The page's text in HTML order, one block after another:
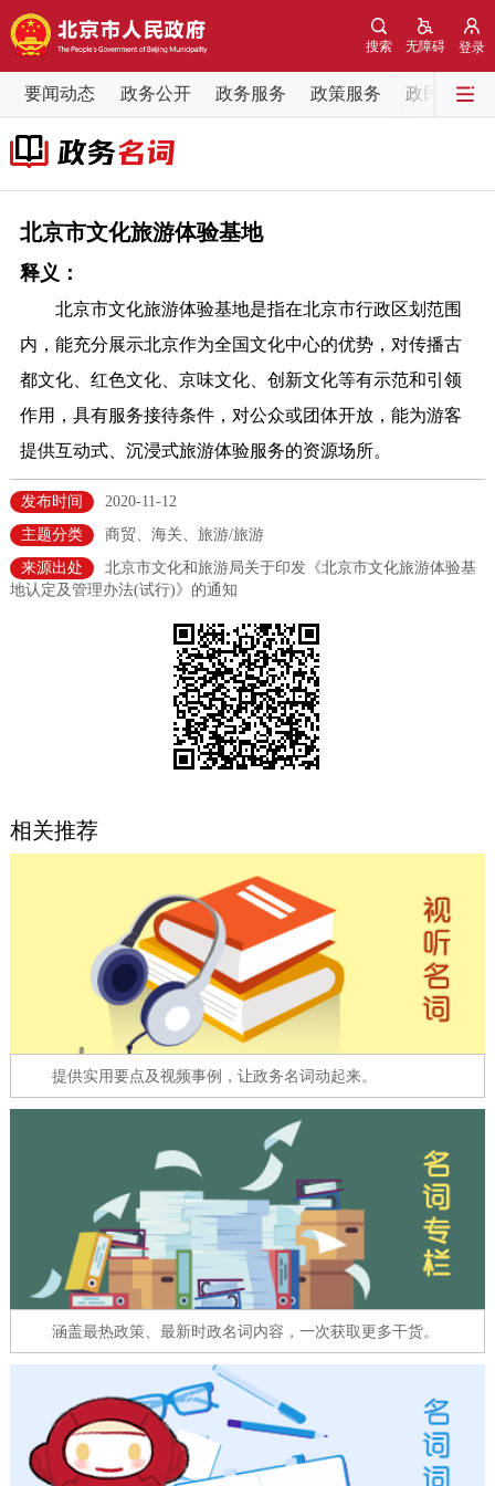
登录
无障碍
搜索
要闻动态 政务公开 政务服务 政策服务 政民互动
要闻动态
党中央精神
各区热点
政务公开
市领导 机构职能 政策服务
政策兑现 政策解读 回应关切
决策公开 专题公开
政务服务
法人服务
利企服务
阳光政务
政民互动
我要咨询
参与调查 在线访谈 图说互动
走进北京
北京概况 十六区概览 人文北京
ENGLISH 한국어 日本語
DEUTSCH FRANÇAIS РУССКИЙ ЯЗЫК
ESPAÑOL العربية PORTUGUÊS
ITALIANO
北京市文化旅游体验基地
释义：
北京市文化旅游体验基地是指在北京市行政区划范围
内，能充分展示北京作为全国文化中心的优势，对传播古
都文化、红色文化、京味文化、创新文化等有示范和引领
作用，具有服务接待条件，对公众或团体开放，能为游客
提供互动式、沉浸式旅游体验服务的资源场所。
发布时间
2020-11-12
主题分类
商贸、海关、旅游/旅游
来源出处
北京市文化和旅游局关于印发《北京市文化旅游体验基
地认定及管理办法(试行)》的通知
相关推荐
提供实用要点及视频事例，让政务名词动起来。
涵盖最热政策、最新时政名词内容，一次获取更多干货。